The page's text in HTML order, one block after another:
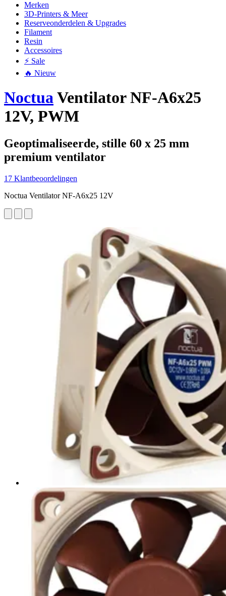
Merken
3D-Printers & Meer
Reserveonderdelen & Upgrades
Filament
Resin
Accessoires
⚡ Sale
🔥 Nieuw
NoctuaVentilator NF-A6x25
12V, PWM
Geoptimaliseerde, stille 60 x 25 mm
premium ventilator
17 Klantbeoordelingen
Noctua Ventilator NF-A6x25 12V